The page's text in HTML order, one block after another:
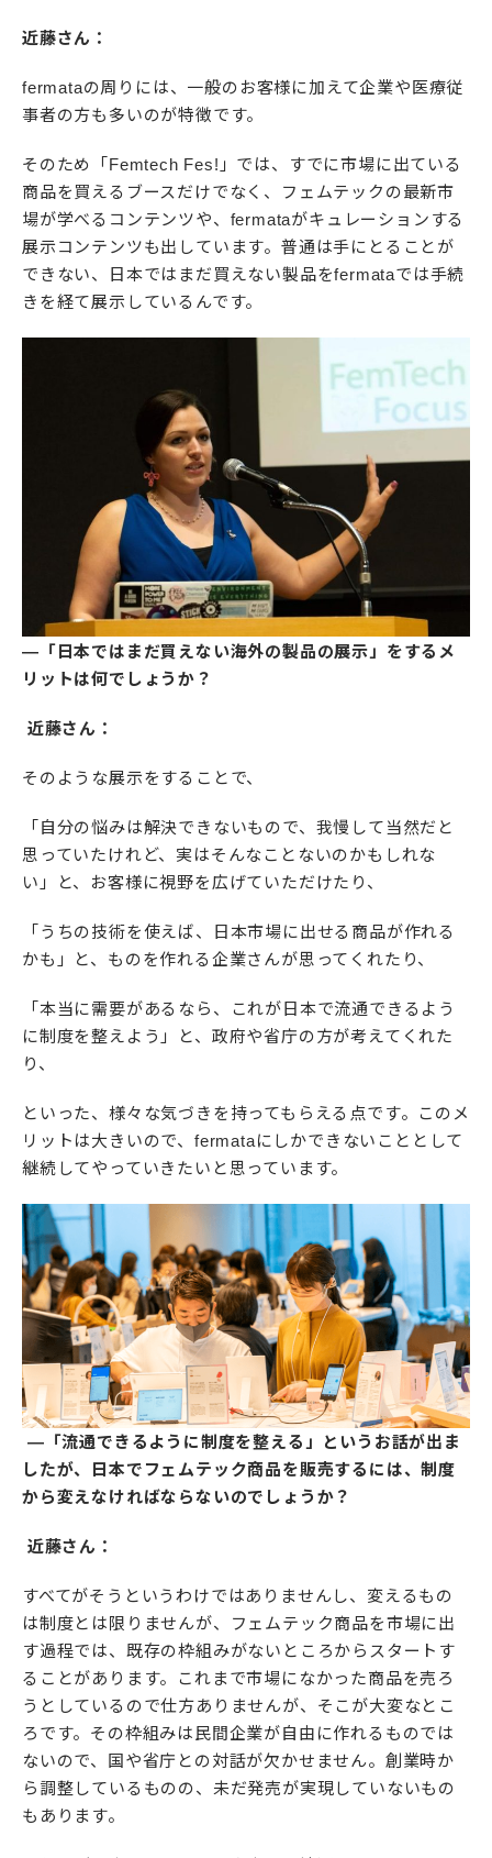
近藤さん：
fermataの周りには、一般のお客様に加えて企業や医療従
事者の方も多いのが特徴です。
そのため「Femtech Fes!」では、すでに市場に出ている
商品を買えるブースだけでなく、フェムテックの最新市
場が学べるコンテンツや、fermataがキュレーションする
展示コンテンツも出しています。普通は手にとることが
できない、日本ではまだ買えない製品をfermataでは手続
きを経て展示しているんです。
―「日本ではまだ買えない海外の製品の展示」をするメ
リットは何でしょうか？
近藤さん：
そのような展示をすることで、
「自分の悩みは解決できないもので、我慢して当然だと
思っていたけれど、実はそんなことないのかもしれな
い」と、お客様に視野を広げていただけたり、
「うちの技術を使えば、日本市場に出せる商品が作れる
かも」と、ものを作れる企業さんが思ってくれたり、
「本当に需要があるなら、これが日本で流通できるよう
に制度を整えよう」と、政府や省庁の方が考えてくれた
り、
といった、様々な気づきを持ってもらえる点です。このメ
リットは大きいので、fermataにしかできないこととして
継続してやっていきたいと思っています。
―「流通できるように制度を整える」というお話が出ま
したが、日本でフェムテック商品を販売するには、制度
から変えなければならないのでしょうか？
近藤さん：
すべてがそうというわけではありませんし、変えるもの
は制度とは限りませんが、フェムテック商品を市場に出
す過程では、既存の枠組みがないところからスタートす
ることがあります。これまで市場になかった商品を売ろ
うとしているので仕方ありませんが、そこが大変なとこ
ろです。その枠組みは民間企業が自由に作れるものでは
ないので、国や省庁との対話が欠かせません。創業時か
ら調整しているものの、未だ発売が実現していないもの
もあります。